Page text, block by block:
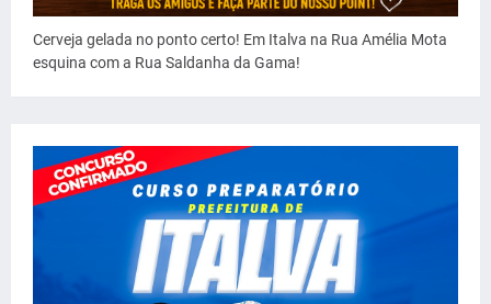
Cerveja gelada no ponto certo! Em Italva na Rua Amélia Mota
esquina com a Rua Saldanha da Gama!